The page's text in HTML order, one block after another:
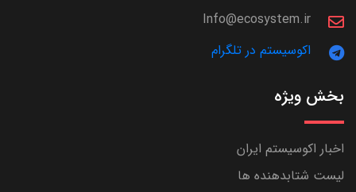
Info@ecosystem.ir
اکوسیستم در تلگرام
بخش ویژه
اخبار اکوسیستم ایران
لیست شتابدهنده ها